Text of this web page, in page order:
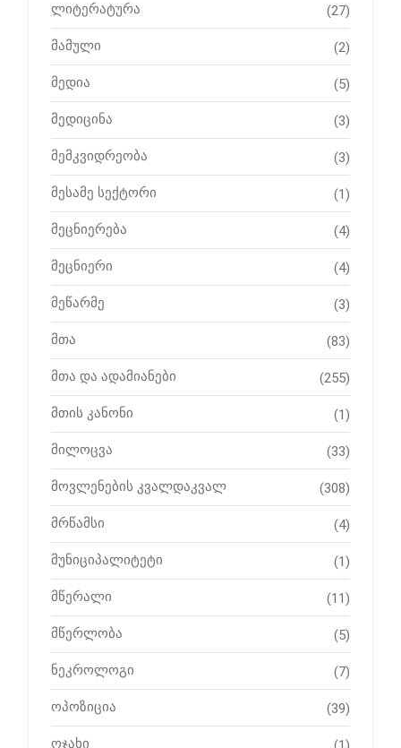
ლიტერატურა (27)
მამული (2)
მედია (5)
მედიცინა (3)
მემკვიდრეობა (3)
მესამე სექტორი (1)
მეცნიერება (4)
მეცნიერი (4)
მეწარმე (3)
მთა (83)
მთა და ადამიანები (255)
მთის კანონი (1)
მილოცვა (33)
მოვლენების კვალდაკვალ (308)
მრწამსი (4)
მუნიციპალიტეტი (1)
მწერალი (11)
მწერლობა (5)
ნეკროლოგი (7)
ოპოზიცია (39)
ოჯახი